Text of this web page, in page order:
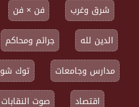
شرق وغرب
فن × فن
الدين لله
جرائم ومحاكم
مدارس وجامعات
توك شو
اقتصاد
صوت النقابات